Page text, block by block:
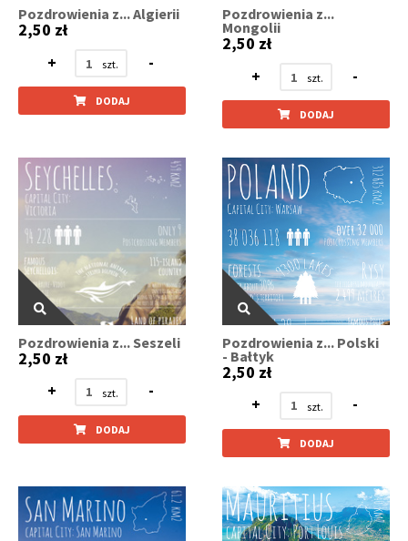
Pozdrowienia z... Algierii
2,50 zł
+
-
DODAJ
Pozdrowienia z...
Mongolii
2,50 zł
+
-
DODAJ
Pozdrowienia z... Seszeli
2,50 zł
+
-
DODAJ
Pozdrowienia z... Polski
- Bałtyk
2,50 zł
+
-
DODAJ